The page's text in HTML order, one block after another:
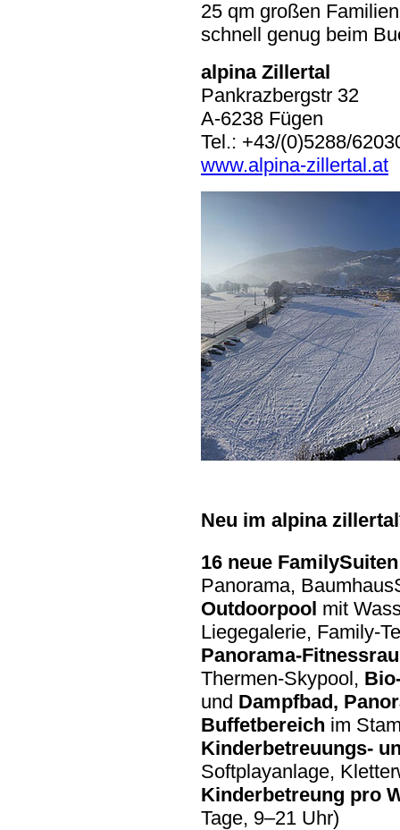
25 qm großen
schnell genug beim
alpina Zillertal
Pankrazbergstr 32
A-6238 Fügen
Tel.: +43/(0)5288/
www.alpina-zillertal.at
Neu im alpina
16 neue FamilySuiten
Panorama,
Outdoorpool mit
Liegegalerie, Family-
Panorama-
Thermen-Skypool,
und Dampfbad,
Buffetbereich im
Kinderbetreuungs-
Softplayanlage,
Kinderbetreung pro
Tage, 9–21 Uhr)